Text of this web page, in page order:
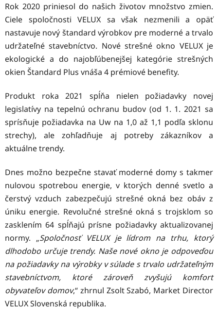
Rok 2020 priniesol do našich životov množstvo zmien.
Ciele spoločnosti VELUX sa však nezmenili a opäť
nastavuje nový štandard výrobkov pre moderné a trvalo
udržateľné stavebníctvo. Nové strešné okno VELUX je
ekologické a do najobľúbenejšej kategórie strešných
okien Štandard Plus vnáša 4 prémiové benefity.
Produkt roka 2021 spĺňa nielen požiadavky novej
legislatívy na tepelnú ochranu budov (od 1. 1. 2021 sa
sprísňuje požiadavka na Uw na 1,0 až 1,1 podľa sklonu
strechy), ale zohľadňuje aj potreby zákazníkov a
aktuálne trendy.
Dnes možno bezpečne stavať moderné domy s takmer
nulovou spotrebou energie, v ktorých denné svetlo a
čerstvý vzduch zabezpečujú strešné okná bez obáv z
úniku energie. Revolučné strešné okná s trojsklom so
zasklením 64 spĺňajú prísne požiadavky aktualizovanej
normy. „Spoločnosť VELUX je lídrom na trhu, ktorý
dlhodobo určuje trendy. Naše nové okno je odpoveďou
na požiadavky na výrobky v súlade s trvalo udržateľným
stavebníctvom, ktoré zároveň zvyšujú komfort
obyvateľov domov,“ zhrnul Zsolt Szabó, Market Director
VELUX Slovenská republika.